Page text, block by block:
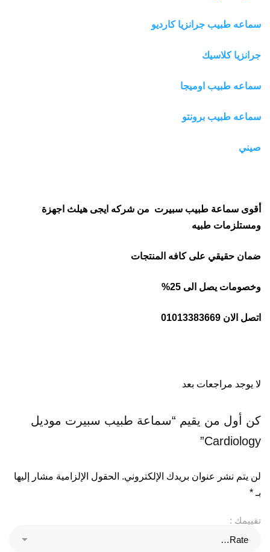
سماعه طبيب جرانزيا كارديو
جرانزيا كلاسيك
سماعه طبيب اوميجا
سماعه طبيب برونتو
صيني
أقوى سماعة طبيب سبيرت من شركه ايجى هيلث اجهزة
ومستلزمات طبيه
ضمان حقيقي على كافه المنتجات
وخصومات يصل الى 25%
اتصل الان 01013383669
لا يوجد مراجعات بعد
كن أول من يقيم “سماعة طبيب سبيرت موديل
Cardiology”
لن يتم نشر عنوان بريدك الإلكتروني. الحقول الإلزامية مشار إليها
بـ *
تقييمك :